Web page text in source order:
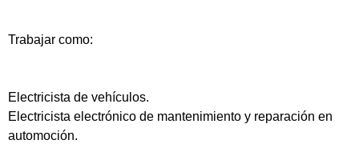
Trabajar como:
Electricista de vehículos.
Electricista electrónico de mantenimiento y reparación en
automoción.